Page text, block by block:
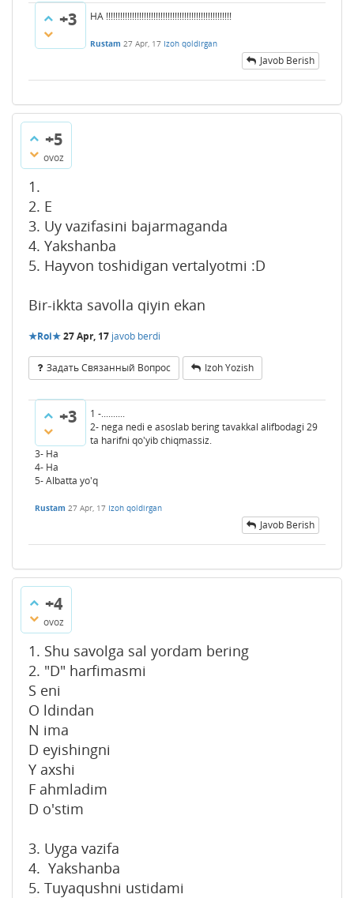
+3 HA !!!!!!!!!!!!!!!!!!!!!!!!!!!!!!!!!!!!!!!!!!!!!!!!!!!!!
Rustam 27 Apr, 17 Izoh qoldirgan
Javob Berish
+5
ovoz
1.
2. E
3. Uy vazifasini bajarmaganda
4. Yakshanba
5. Hayvon toshidigan vertalyotmi :D
Bir-ikkta savolla qiyin ekan
★Roi★27 Apr, 17 javob berdi
Задать Связанный Вопрос Izoh Yozish
+3
1 -..........
2- nega nedi e asoslab bering tavakkal alifbodagi 29
ta harifni qo'yib chiqmassiz.
3- Ha
4- Ha
5- Albatta yo'q
Rustam 27 Apr, 17 Izoh qoldirgan
Javob Berish
+4
ovoz
1. Shu savolga sal yordam bering
2. "D" harfimasmi
S eni
O ldindan
N ima
D eyishingni
Y axshi
F ahmladim
D o'stim
3. Uyga vazifa
4. Yakshanba
5. Tuyaqushni ustidami